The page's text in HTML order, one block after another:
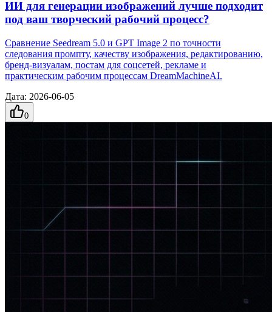
ИИ для генерации изображений лучше подходит
под ваш творческий рабочий процесс?
Сравнение Seedream 5.0 и GPT Image 2 по точности
следования промпту, качеству изображения, редактированию,
бренд‑визуалам, постам для соцсетей, рекламе и
практическим рабочим процессам DreamMachineAI.
Дата: 2026-06-05
0